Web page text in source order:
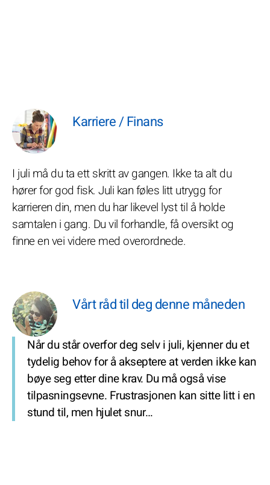
Karriere / Finans
I juli må du ta ett skritt av gangen. Ikke ta alt du
hører for god fisk. Juli kan føles litt utrygg for
karrieren din, men du har likevel lyst til å holde
samtalen i gang. Du vil forhandle, få oversikt og
finne en vei videre med overordnede.
Vårt råd til deg denne måneden
Når du står overfor deg selv i juli, kjenner du et
tydelig behov for å akseptere at verden ikke kan
bøye seg etter dine krav. Du må også vise
tilpasningsevne. Frustrasjonen kan sitte litt i en
stund til, men hjulet snur…